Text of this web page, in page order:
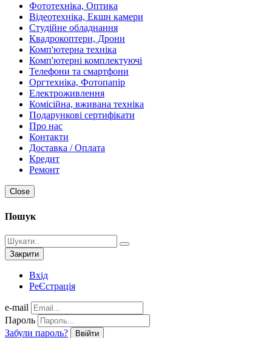
Фототехніка, Оптика
Відеотехніка, Екшн камери
Студійне обладнання
Квадрокоптери, Дрони
Комп'ютерна техніка
Комп'ютерні комплектуючі
Телефони та смартфони
Оргтехніка, Фотопапір
Електроживлення
Комісійна, вживана техніка
Подарункові сертифікати
Про нас
Контакти
Доставка / Оплата
Кредит
Ремонт
Close
Пошук
Закрити
Вхід
РеЄстрація
e-mail
Пароль
Забули пароль?
Ввійти